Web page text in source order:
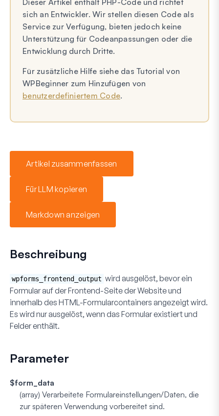
sich an Entwickler. Wir stellen diesen Code als
Service zur Verfügung, bieten jedoch keine
Unterstützung für Codeanpassungen oder die
Entwicklung durch Dritte.
Für zusätzliche Hilfe siehe das Tutorial von
WPBeginner zum Hinzufügen von
benutzerdefiniertem Code.
Artikel zusammenfassen
Für LLM kopieren
Markdown anzeigen
Beschreibung
wpforms_frontend_output wird ausgelöst, bevor ein
Formular auf der Frontend-Seite der Website und
innerhalb des HTML-Formularcontainers angezeigt wird.
Es wird nur ausgelöst, wenn das Formular existiert und
Felder enthält.
Parameter
$form_data
(array) Verarbeitete Formulareinstellungen/Daten, die
zur späteren Verwendung vorbereitet sind.